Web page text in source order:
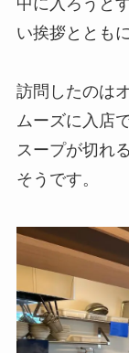
い挨拶ととも
訪問したのは
ムーズに入店
スープが切れ
そうです。